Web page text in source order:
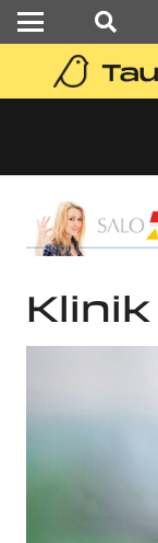
Klinik